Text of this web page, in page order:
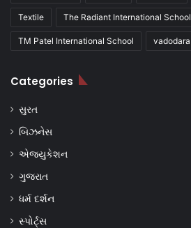
Textile The Radiant International School
TM Patel International School vadodara
Categories
સુરત
બિઝનેસ
એજ્યુકેશન
ગુજરાત
ધર્મ દર્શન
સ્પોર્ટ્સ